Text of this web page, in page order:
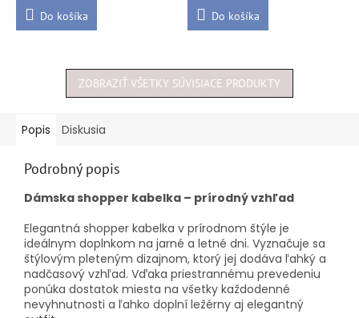
Do košíka Do košíka
ZOBRAZIŤ VŠETKY SÚVISIACE PRODUKTY
Popis Diskusia
Podrobný popis
Dámska shopper kabelka – prírodný vzhľad
Elegantná shopper kabelka v prírodnom štýle je
ideálnym doplnkom na jarné a letné dni. Vyznačuje sa
štýlovým pleteným dizajnom, ktorý jej dodáva ľahký a
nadčasový vzhľad. Vďaka priestrannému prevedeniu
ponúka dostatok miesta na všetky každodenné
nevyhnutnosti a ľahko doplní ležérny aj elegantný